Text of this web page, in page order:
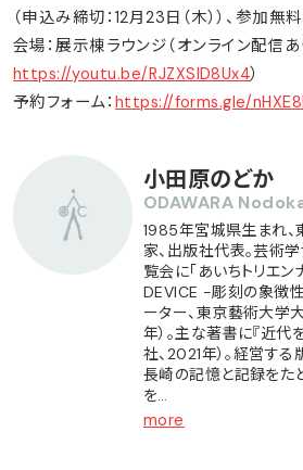
（申込み締切：12月23日（木））、参加無料
会場：展示棟ラウンジ（オンライン配信あ
https://youtu.be/RJZXSID8Ux4）
予約フォーム：https://forms.gle/
小田原のどか
ODAWARA
1985年宮城県生まれ、
家、出版社代表。芸術
覧会に「あいちトリエン
DEVICE -彫刻の象徴性
ーター、東京藝術大学
年）。主な著書に『近代
社、2021年）。経営す
長崎の記憶と記録をた
を…
more